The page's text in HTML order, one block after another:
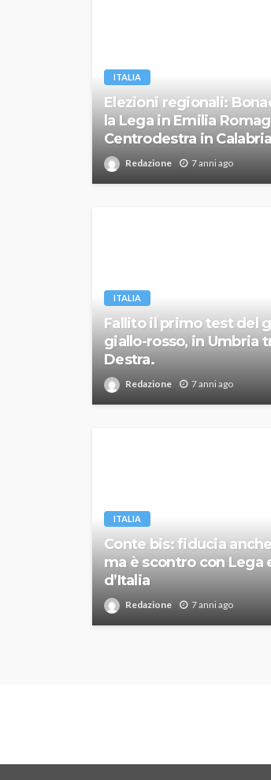
ITALIA
Elezioni regionali:
la Lega in Emilia
Centrodestra in
Redazione 7 anni ago
ITALIA
Fallito il primo test del
giallo-rosso, in Umbria
Destra.
Redazione 7 anni ago
ITALIA
Conte bis: fiducia
ma è scontro con Lega
d’Italia
Redazione 7 anni ago